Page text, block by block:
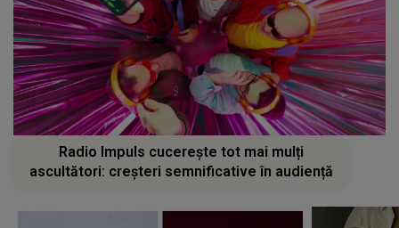
Radio Impuls cucerește tot mai mulți
ascultători: creșteri semnificative în audiență